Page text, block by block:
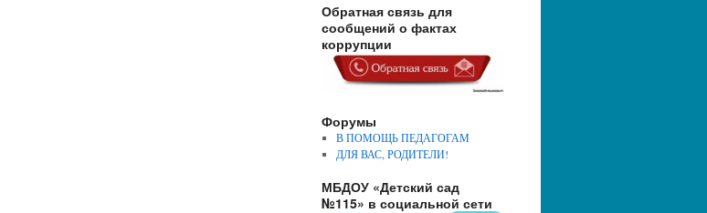
Обратная связь для
сообщений о фактах
коррупции
Форумы
В ПОМОЩЬ ПЕДАГОГАМ
ДЛЯ ВАС, РОДИТЕЛИ!
МБДОУ «Детский сад
№115» в социальной сети